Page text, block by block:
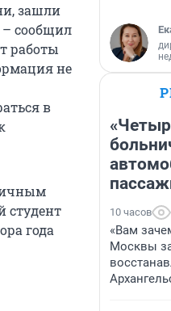
зашли
– сообщил
работы
не
в
студент
года
10 часов
«Вам
Москвы